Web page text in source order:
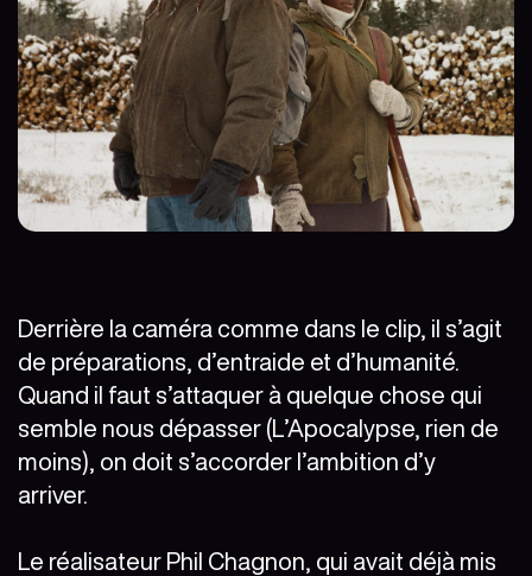
Derrière la caméra comme dans le clip, il s’agit
de préparations, d’entraide et d’humanité.
Quand il faut s’attaquer à quelque chose qui
semble nous dépasser (L’Apocalypse, rien de
moins), on doit s’accorder l’ambition d’y
arriver.
Le réalisateur Phil Chagnon, qui avait déjà mis